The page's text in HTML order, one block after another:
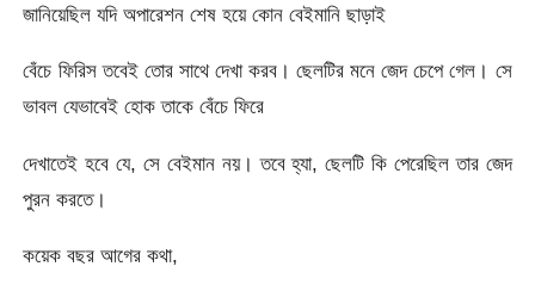
জানিয়েছিল যদি অপারেশন শেষ হয়ে কোন বেইমানি ছাড়াই
বেঁচে ফিরিস তবেই তোর সাথে দেখা করব। ছেলটির মনে জেদ চেপে গেল। সে
ভাবল যেভাবেই হোক তাকে বেঁচে ফিরে
দেখাতেই হবে যে, সে বেইমান নয়। তবে হ্যা, ছেলটি কি পেরেছিল তার জেদ
পুরন করতে।
কয়েক বছর আগের কথা,